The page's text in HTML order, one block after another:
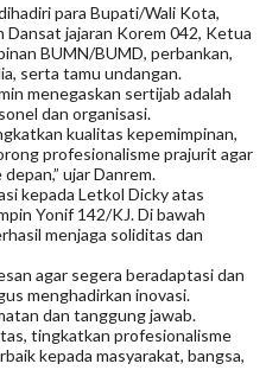
para Bupati/Wali Kota,
Dansat jajaran Korem 042, Ketua
BUMN/BUMD, perbankan,
serta tamu undangan.
menegaskan sertijab adalah
dan organisasi.
kualitas kepemimpinan,
profesionalisme prajurit agar
ujar Danrem.
kepada Letkol Dicky atas
Yonif 142/KJ. Di bawah
menjaga soliditas dan
agar segera beradaptasi dan
menghadirkan inovasi.
dan tanggung jawab.
tingkatkan profesionalisme
kepada masyarakat, bangsa,